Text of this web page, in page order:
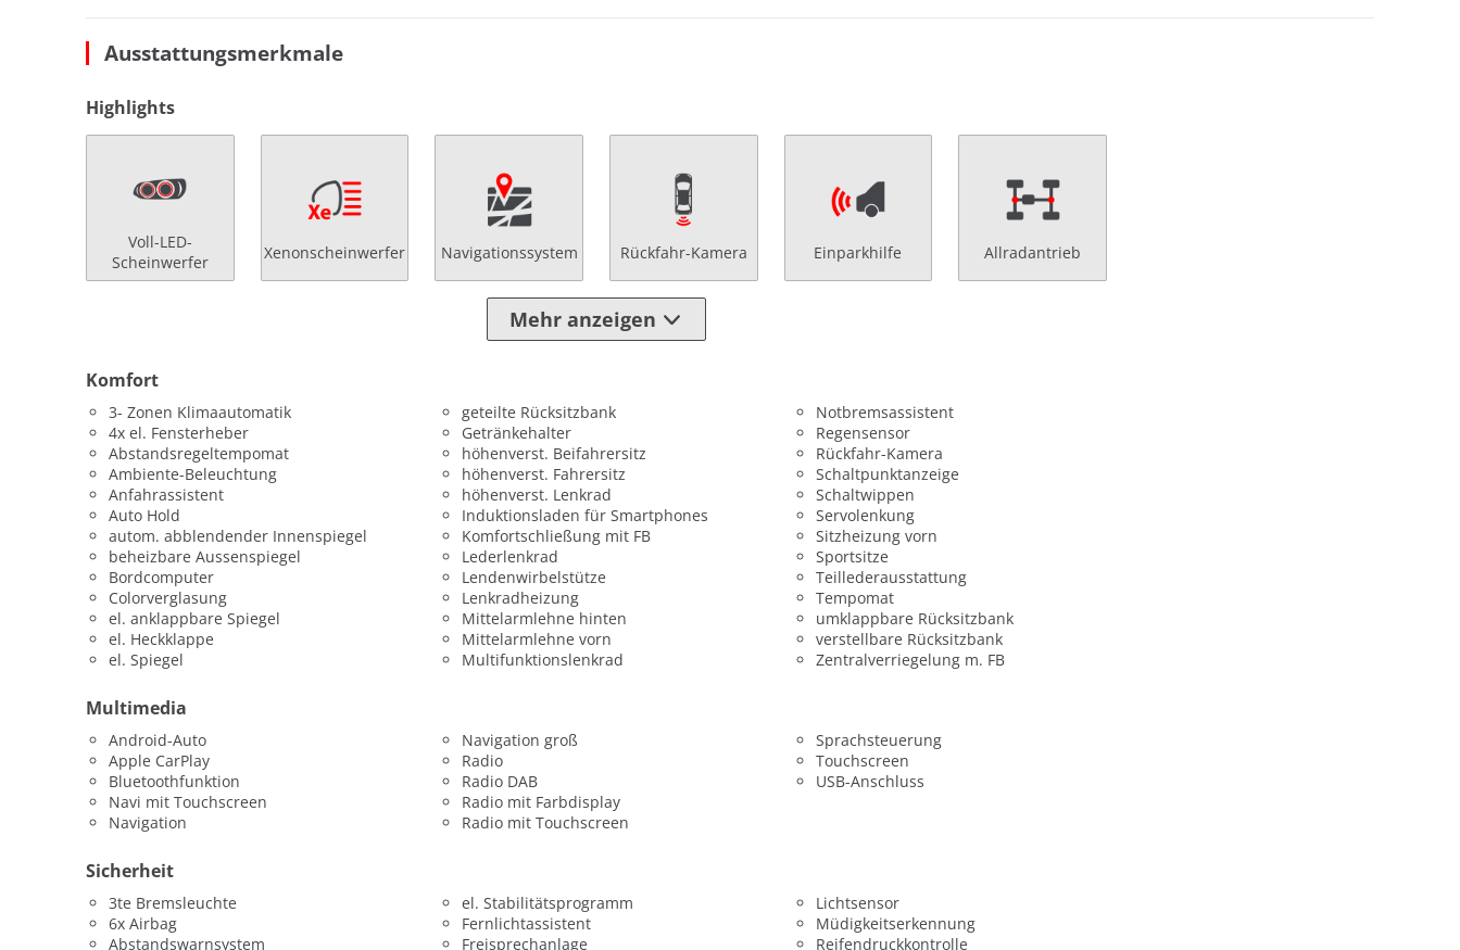
Ausstattungsmerkmale
Highlights
Voll-LED-
Scheinwerfer
Xenonscheinwerfer Navigationssystem Rückfahr-Kamera Einparkhilfe Allradantrieb
Mehr anzeigen
Komfort
3- Zonen Klimaautomatik
4x el. Fensterheber
Abstandsregeltempomat
Ambiente-Beleuchtung
Anfahrassistent
Auto Hold
autom. abblendender Innenspiegel
beheizbare Aussenspiegel
Bordcomputer
Colorverglasung
el. anklappbare Spiegel
el. Heckklappe
el. Spiegel
geteilte Rücksitzbank
Getränkehalter
höhenverst. Beifahrersitz
höhenverst. Fahrersitz
höhenverst. Lenkrad
Induktionsladen für Smartphones
Komfortschließung mit FB
Lederlenkrad
Lendenwirbelstütze
Lenkradheizung
Mittelarmlehne hinten
Mittelarmlehne vorn
Multifunktionslenkrad
Notbremsassistent
Regensensor
Rückfahr-Kamera
Schaltpunktanzeige
Schaltwippen
Servolenkung
Sitzheizung vorn
Sportsitze
Teillederausstattung
Tempomat
umklappbare Rücksitzbank
verstellbare Rücksitzbank
Zentralverriegelung m. FB
Multimedia
Android-Auto
Apple CarPlay
Bluetoothfunktion
Navi mit Touchscreen
Navigation
Navigation groß
Radio
Radio DAB
Radio mit Farbdisplay
Radio mit Touchscreen
Sprachsteuerung
Touchscreen
USB-Anschluss
Sicherheit
3te Bremsleuchte
6x Airbag
Abstandswarnsystem
el. Stabilitätsprogramm
Fernlichtassistent
Freisprechanlage
Lichtsensor
Müdigkeitserkennung
Reifendruckkontrolle